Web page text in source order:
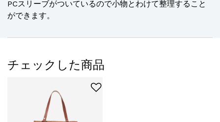
PCスリーブがついているので小物とわけて整理すること
ができます。
チェックした商品